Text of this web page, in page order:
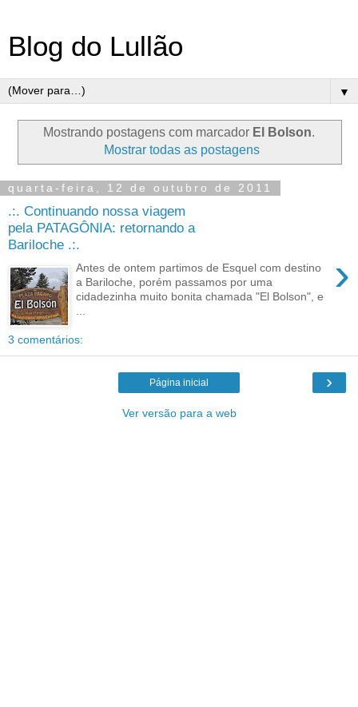
Blog do Lullão
▼
Mostrando postagens com marcador El Bolson.
Mostrar todas as postagens
quarta-feira, 12 de outubro de 2011
.:. Continuando nossa viagem
pela PATAGÔNIA: retornando a
Bariloche .:.
›
Antes de ontem partimos de Esquel com destino
a Bariloche, porém passamos por uma
cidadezinha muito bonita chamada "El Bolson", e
3 comentários:
›
Página inicial
Ver versão para a web